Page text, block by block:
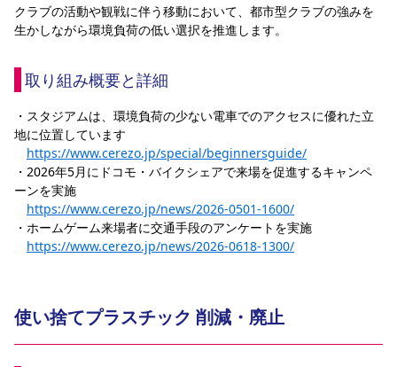
クラブの活動や観戦に伴う移動において、都市型クラブの強みを
生かしながら環境負荷の低い選択を推進します。
取り組み概要と詳細
・スタジアムは、環境負荷の少ない電車でのアクセスに優れた立
地に位置しています
https://www.cerezo.jp/special/beginnersguide/
・2026年5月にドコモ・バイクシェアで来場を促進するキャンペ
ーンを実施
https://www.cerezo.jp/news/2026-0501-1600/
・ ホームゲーム来場者に交通手段のアンケートを実施
https://www.cerezo.jp/news/2026-0618-1300/
使い捨てプラスチック 削減・廃止